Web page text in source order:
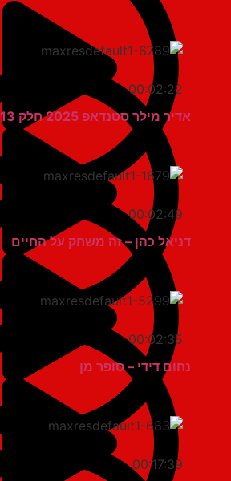
00:02:22
אדיר מילר סטנדאפ 2025 חלק 13
00:02:49
דניאל כהן – זה משחק על החיים
00:02:35
נחום דידי – סופר מן
00:17:39